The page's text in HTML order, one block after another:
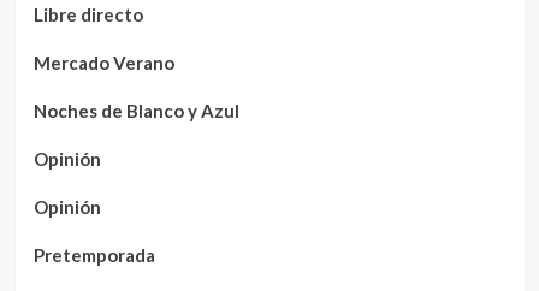
Libre directo
Mercado Verano
Noches de Blanco y Azul
Opinión
Opinión
Pretemporada